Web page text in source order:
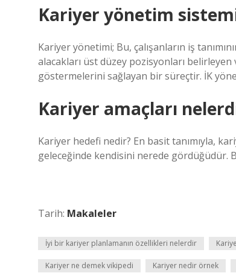
Kariyer yönetim
Kariyer yönetimi; Bu, çalışanların iş
alacakları üst düzey pozisyonları belirleyen
göstermelerini sağlayan bir süreçtir. İK
Kariyer amaçları
Kariyer hedefi nedir? En basit tanımıyla,
geleceğinde kendisini nerede
Tarih: Makaleler
İyi bir kariyer planlamanın özellikleri nelerdir
Kariyer ne demek vikipedi Kariyer nedir örnek